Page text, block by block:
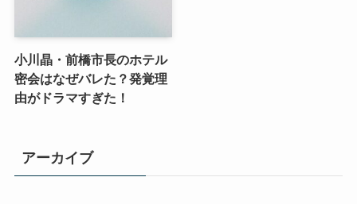
小川晶・前橋市長のホテル
密会はなぜバレた？発覚理
由がドラマすぎた！
アーカイブ